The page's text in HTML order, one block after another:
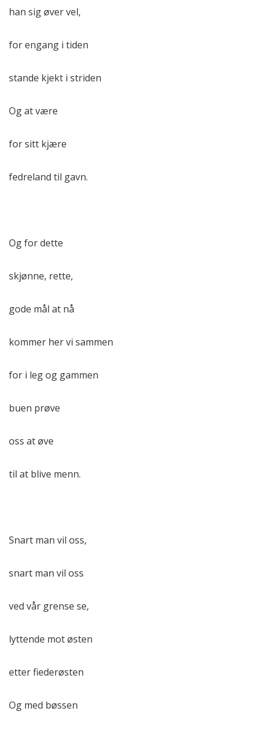
han sig øver vel,
for engang i tiden
stande kjekt i striden
Og at være
for sitt kjære
fedreland til gavn.
Og for dette
skjønne, rette,
gode mål at nå
kommer her vi sammen
for i leg og gammen
buen prøve
oss at øve
til at blive menn.
Snart man vil oss,
snart man vil oss
ved vår grense se,
lyttende mot østen
etter fiederøsten
Og med bøssen